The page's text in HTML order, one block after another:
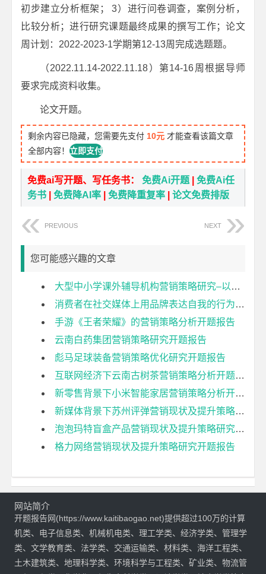
初步建立分析框架； 3）进行问卷调查，案例分析，
比较分析；进行研究课题最终成果的撰写工作；论文
周计划：2022-2023-1学期第12-13周完成选题题。
（2022.11.14-2022.11.18）第14-16周根据导师
要求完成资料收集。
论文开题。
剩余内容已隐藏，您需要先支付 10元 才能查看该篇文章
全部内容！立即支付
免费ai写开题、写任务书：免费Ai开题 |免费Ai任
务书 |免费降AI率 |免费降重复率 |论文免费排版
PREVIOUS NEXT
您可能感兴趣的文章
大型中小学课外辅导机构营销策略研究–以德松教育为例开题报告
消费者在社交媒体上用品牌表达自我的行为研究开题报告
手游《王者荣耀》的营销策略分析开题报告
云南白药集团营销策略研究开题报告
彪马足球装备营销策略优化研究开题报告
互联网经济下云南古树茶营销策略分析开题报告
新零售背景下小米智能家居营销策略分析开题报告
新媒体背景下苏州评弹营销现状及提升策略研究开题报告
泡泡玛特盲盒产品营销现状及提升策略研究开题报告
格力网络营销现状及提升策略研究开题报告
网站简介
开题报告网(https://www.kaitibaogao.net)提供超过100万的计算
机类、电子信息类、机械机电类、理工学类、经济学类、管理学
类、文学教育类、法学类、交通运输类、材料类、海洋工程类、
土木建筑类、地理科学类、环境科学与工程类、矿业类、物流管